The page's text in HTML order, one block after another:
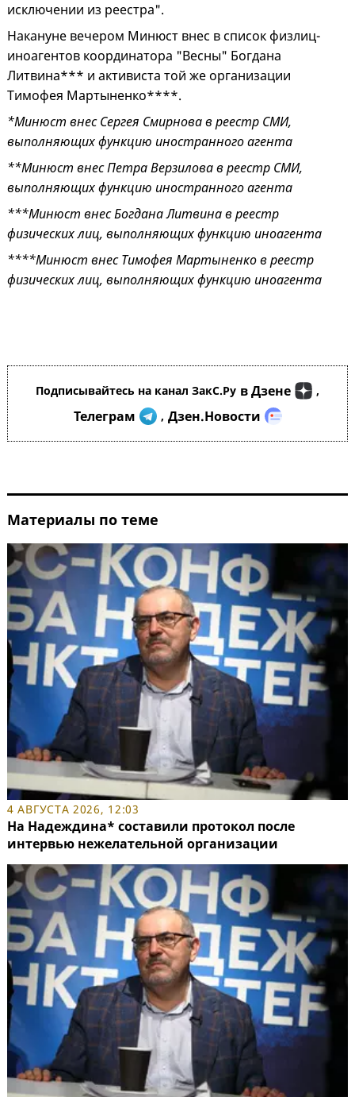
исключении из реестра".
Накануне вечером Минюст внес в список физлиц-
иноагентов координатора "Весны" Богдана
Литвина*** и активиста той же организации
Тимофея Мартыненко****.
*Минюст внес Сергея Смирнова в реестр СМИ,
выполняющих функцию иностранного агента
**Минюст внес Петра Верзилова в реестр СМИ,
выполняющих функцию иностранного агента
***Минюст внес Богдана Литвина в реестр
физических лиц, выполняющих функцию иноагента
****Минюст внес Тимофея Мартыненко в реестр
физических лиц, выполняющих функцию иноагента
Подписывайтесь на канал ЗакС.Ру в Дзене ,
Телеграм , Дзен.Новости
Материалы по теме
4 АВГУСТА 2026, 12:03
На Надеждина* составили протокол после
интервью нежелательной организации